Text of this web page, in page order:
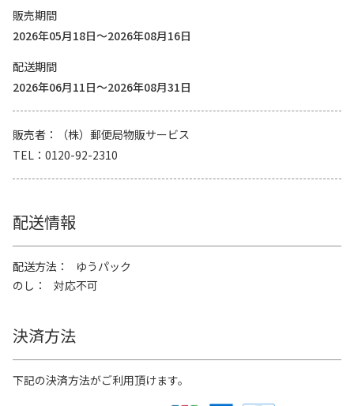
販売期間
2026年05月18日～2026年08月16日
配送期間
2026年06月11日～2026年08月31日
販売者
（株）郵便局物販サービス
TEL
0120-92-2310
配送情報
配送方法
ゆうパック
のし
対応不可
決済方法
下記の決済方法がご利用頂けます。